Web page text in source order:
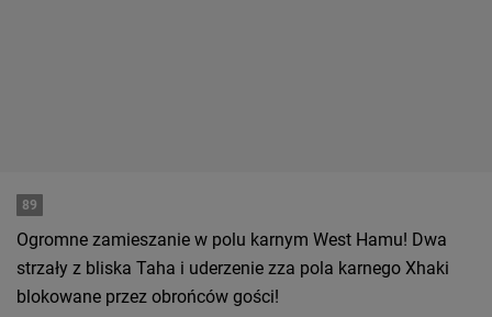
89
Ogromne zamieszanie w polu karnym West Hamu! Dwa
strzały z bliska Taha i uderzenie zza pola karnego Xhaki
blokowane przez obrońców gości!